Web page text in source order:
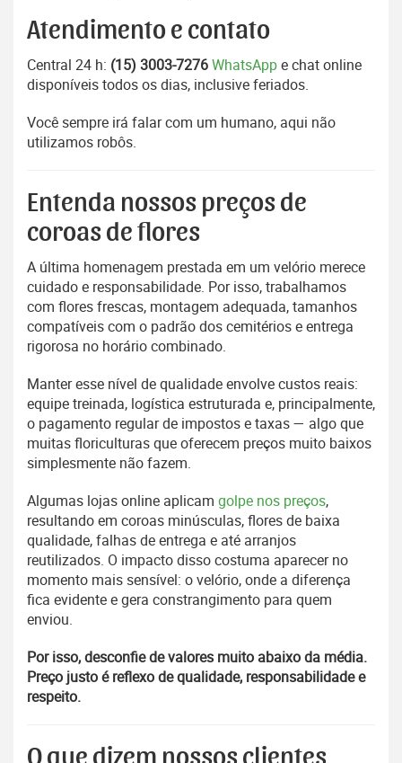
Atendimento e contato
Central 24 h: (15) 3003-7276WhatsAppe chat online
disponíveis todos os dias, inclusive feriados.
Você sempre irá falar com um humano, aqui não
utilizamos robôs.
Entenda nossos preços de
coroas de flores
A última homenagem prestada em um velório merece
cuidado e responsabilidade. Por isso, trabalhamos
com flores frescas, montagem adequada, tamanhos
compatíveis com o padrão dos cemitérios e entrega
rigorosa no horário combinado.
Manter esse nível de qualidade envolve custos reais:
equipe treinada, logística estruturada e, principalmente,
o pagamento regular de impostos e taxas — algo que
muitas floriculturas que oferecem preços muito baixos
simplesmente não fazem.
Algumas lojas online aplicam golpe nos preços,
resultando em coroas minúsculas, flores de baixa
qualidade, falhas de entrega e até arranjos
reutilizados. O impacto disso costuma aparecer no
momento mais sensível: o velório, onde a diferença
fica evidente e gera constrangimento para quem
enviou.
Por isso, desconfie de valores muito abaixo da média.
Preço justo é reflexo de qualidade, responsabilidade e
respeito.